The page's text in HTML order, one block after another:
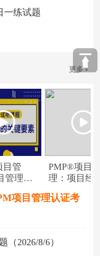
一练试题
更多
目管
管理的
PMP®项目
理：项目经
项目管理认证考
2026/8/6）